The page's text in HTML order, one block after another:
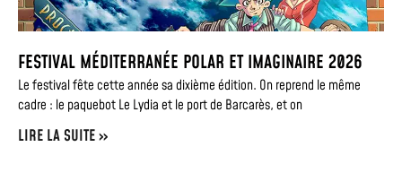
FESTIVAL MÉDITERRANÉE POLAR ET IMAGINAIRE 2026
Le festival fête cette année sa dixième édition. On reprend le même
cadre : le paquebot Le Lydia et le port de Barcarès, et on
LIRE LA SUITE »